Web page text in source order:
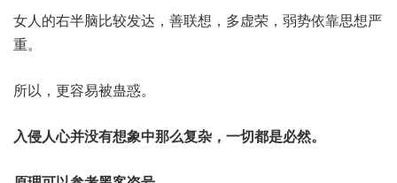
女人的右半脑比较发达，善联想，多虚荣，弱势依靠思想严
重。
所以，更容易被蛊惑。
入侵人心并没有想象中那么复杂，一切都是必然。